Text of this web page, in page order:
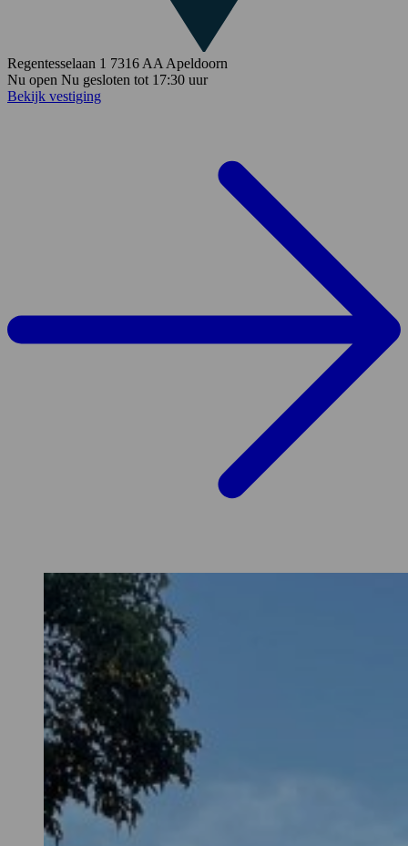
Regentesselaan 1 7316 AA Apeldoorn
Nu open Nu gesloten tot 17:30 uur
Bekijk vestiging